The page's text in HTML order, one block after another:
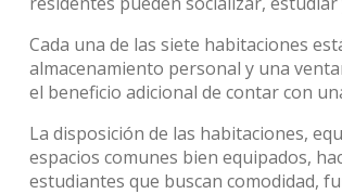
Cada una de las siete habitaciones
almacenamiento personal y una
el beneficio adicional de contar con
La disposición de las habitaciones,
espacios comunes bien equipados,
estudiantes que buscan comodidad,